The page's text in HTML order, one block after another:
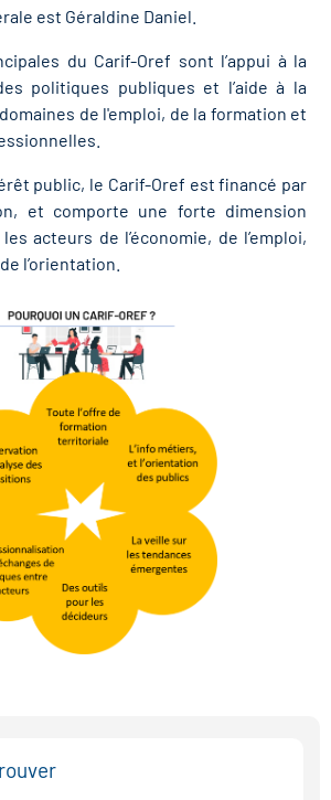
est Géraldine Daniel.
du Carif-Oref sont l’appui à la
politiques publiques et l’aide à la
de l'emploi, de la formation et
public, le Carif-Oref est financé par
et comporte une forte dimension
acteurs de l’économie, de l’emploi,
l’orientation.